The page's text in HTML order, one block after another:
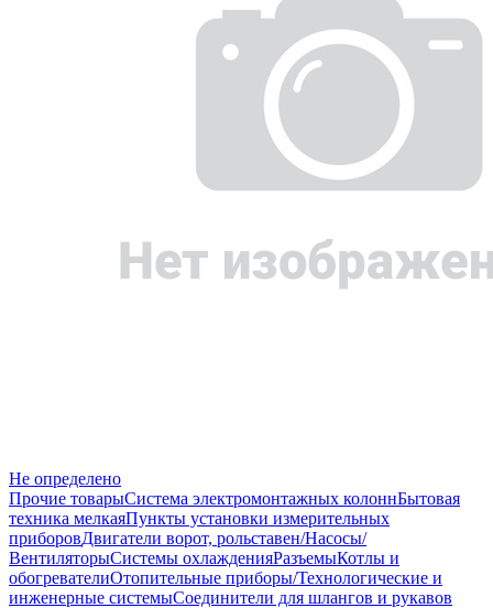
Не определено
Прочие товарыСистема электромонтажных колоннБытовая
техника мелкаяПункты установки измерительных
приборовДвигатели ворот, рольставен/Насосы/
ВентиляторыСистемы охлажденияРазъемыКотлы и
обогревателиОтопительные приборы/Технологические и
инженерные системыСоединители для шлангов и рукавов